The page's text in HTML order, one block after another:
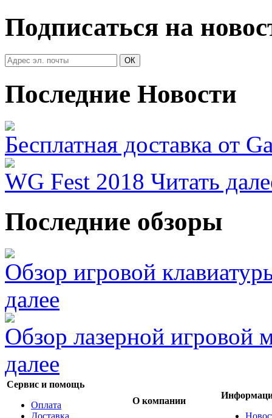
Подписаться на
Последние Новости
Бесплатная доставка от
WG Fest 2018 Читать
Последние обзоры
Обзор игровой
далее
Обзор лазерной
далее
Сервис и помощь
Оплата
О компании